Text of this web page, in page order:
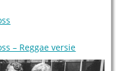
– Reggae versie